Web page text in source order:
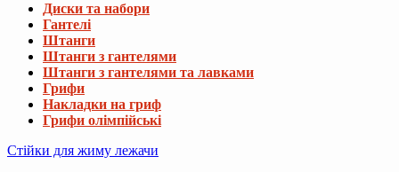
Диски та набори
Гантелі
Штанги
Штанги з гантелями
Штанги з гантелями та лавками
Грифи
Накладки на гриф
Грифи олімпійські
Стійки для жиму лежачи